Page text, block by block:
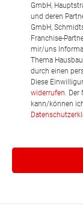
GmbH,
und deren
GmbH,
Franchise-
mir/uns
Thema
durch einen
Diese
widerrufen. Der
kann/können